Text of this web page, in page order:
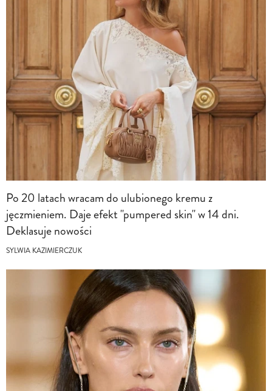
Po 20 latach wracam do ulubionego kremu z
jęczmieniem. Daje efekt "pumpered skin" w 14 dni.
Deklasuje nowości
SYLWIA KAZIMIERCZUK